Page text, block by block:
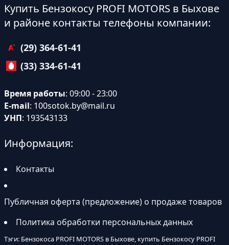
Купить Бензокосу PROFI MOTORS в Быхове
и районе контакты телефоны компании:
(29) 364-61-41
(33) 334-61-41
Время работы: 09:00 - 23:00
E-mail: 100sotok.by@mail.ru
УНП: 193543133
Информация:
Контакты
Публичная оферта (предложение) о продаже товаров
Политика обработки персональных данных
Тэги: Бензокоса PROFI MOTORS в Быхове, купить Бензокосу PROFI